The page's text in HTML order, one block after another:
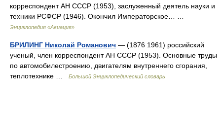
корреспондент АН СССР (1953), заслуженный деятель науки и
техники РСФСР (1946). Окончил Императорское… …
Энциклопедия «Авиация»
БРИЛИНГ Николай Романович — (1876 1961) российский
ученый, член корреспондент АН СССР (1953). Основные труды
по автомобилестроению, двигателям внутреннего сгорания,
теплотехнике …
Большой Энциклопедический словарь